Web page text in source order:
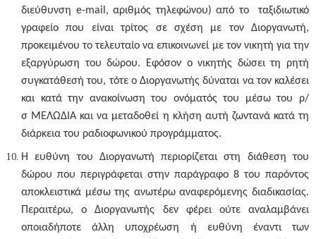
διεύθυνση e-mail, αριθμός τηλεφώνου) από το ταξιδιωτικό
γραφείο που είναι τρίτος σε σχέση με τον Διοργανωτή,
προκειμένου το τελευταίο να επικοινωνεί με τον νικητή για την
εξαργύρωση του δώρου. Εφόσον ο νικητής δώσει τη ρητή
συγκατάθεσή του, τότε ο Διοργανωτής δύναται να τον καλέσει
και κατά την ανακοίνωση του ονόματός του μέσω του ρ/
σ ΜΕΛΩΔΙΑ και να μεταδοθεί η κλήση αυτή ζωντανά κατά τη
διάρκεια του ραδιοφωνικού προγράμματος.
Η ευθύνη του Διοργανωτή περιορίζεται στη διάθεση του
δώρου που περιγράφεται στην παράγραφο 8 του παρόντος
αποκλειστικά μέσω της ανωτέρω αναφερόμενης διαδικασίας.
Περαιτέρω, ο Διοργανωτής δεν φέρει ούτε αναλαμβάνει
οποιαδήποτε άλλη υποχρέωση ή ευθύνη έναντι των